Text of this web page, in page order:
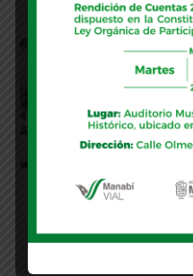
MANABI